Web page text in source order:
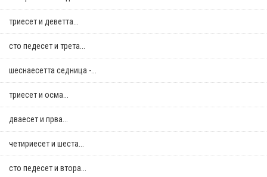
триесет и деветта...
сто педесет и трета...
шеснаесетта седница -...
триесет и осма...
дваесет и прва...
четириесет и шеста...
сто педесет и втора...